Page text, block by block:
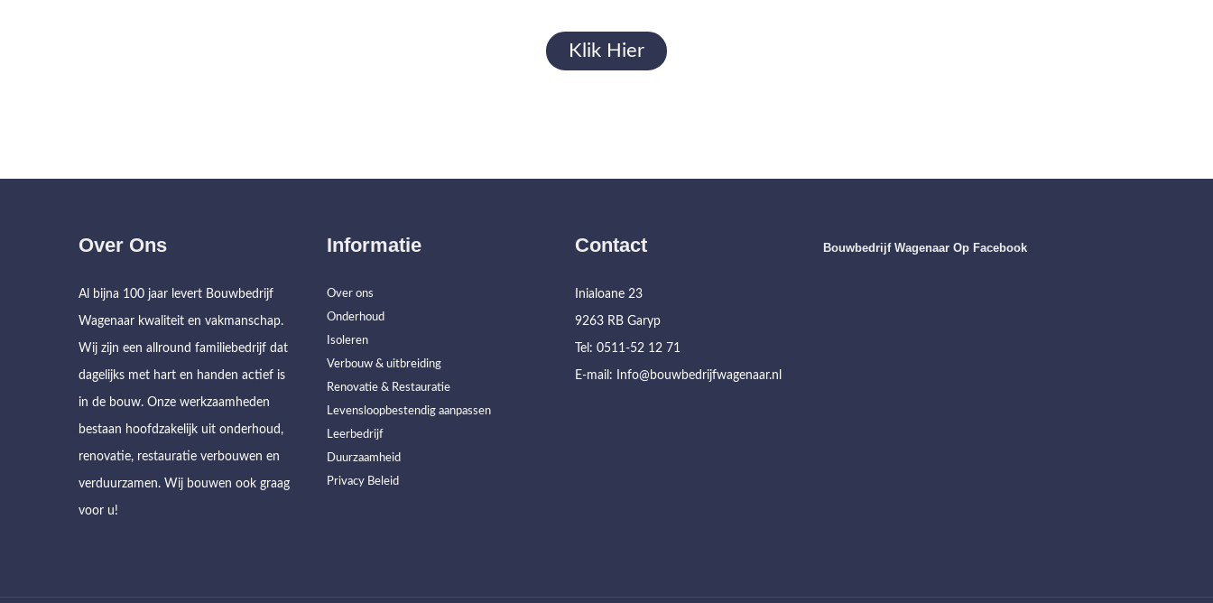
Klik Hier
Over Ons
Al bijna 100 jaar levert Bouwbedrijf
Wagenaar kwaliteit en vakmanschap.
Wij zijn een allround familiebedrijf dat
dagelijks met hart en handen actief is
in de bouw. Onze werkzaamheden
bestaan hoofdzakelijk uit onderhoud,
renovatie, restauratie verbouwen en
verduurzamen. Wij bouwen ook graag
voor u!
Informatie
Over ons
Onderhoud
Isoleren
Verbouw & uitbreiding
Renovatie & Restauratie
Levensloopbestendig aanpassen
Leerbedrijf
Duurzaamheid
Privacy Beleid
Contact
Inialoane 23
9263 RB Garyp
Tel: 0511-52 12 71
E-mail: Info@bouwbedrijfwagenaar.nl
Bouwbedrijf Wagenaar Op Facebook